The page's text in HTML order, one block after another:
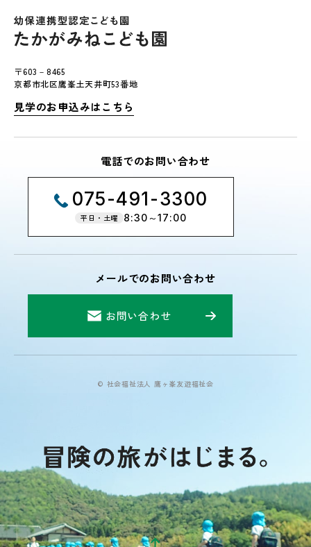
〒603－8465
京都市北区鷹峯土天井町53番地
見学のお申込みはこちら
電話でのお問い合わせ
075-491-3300
平日・土曜 8:30～17:00
メールでのお問い合わせ
お問い合わせ
© 社会福祉法人 鷹ヶ峯友遊福祉会